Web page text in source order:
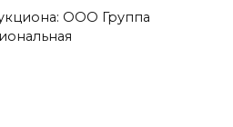
ООО Группа